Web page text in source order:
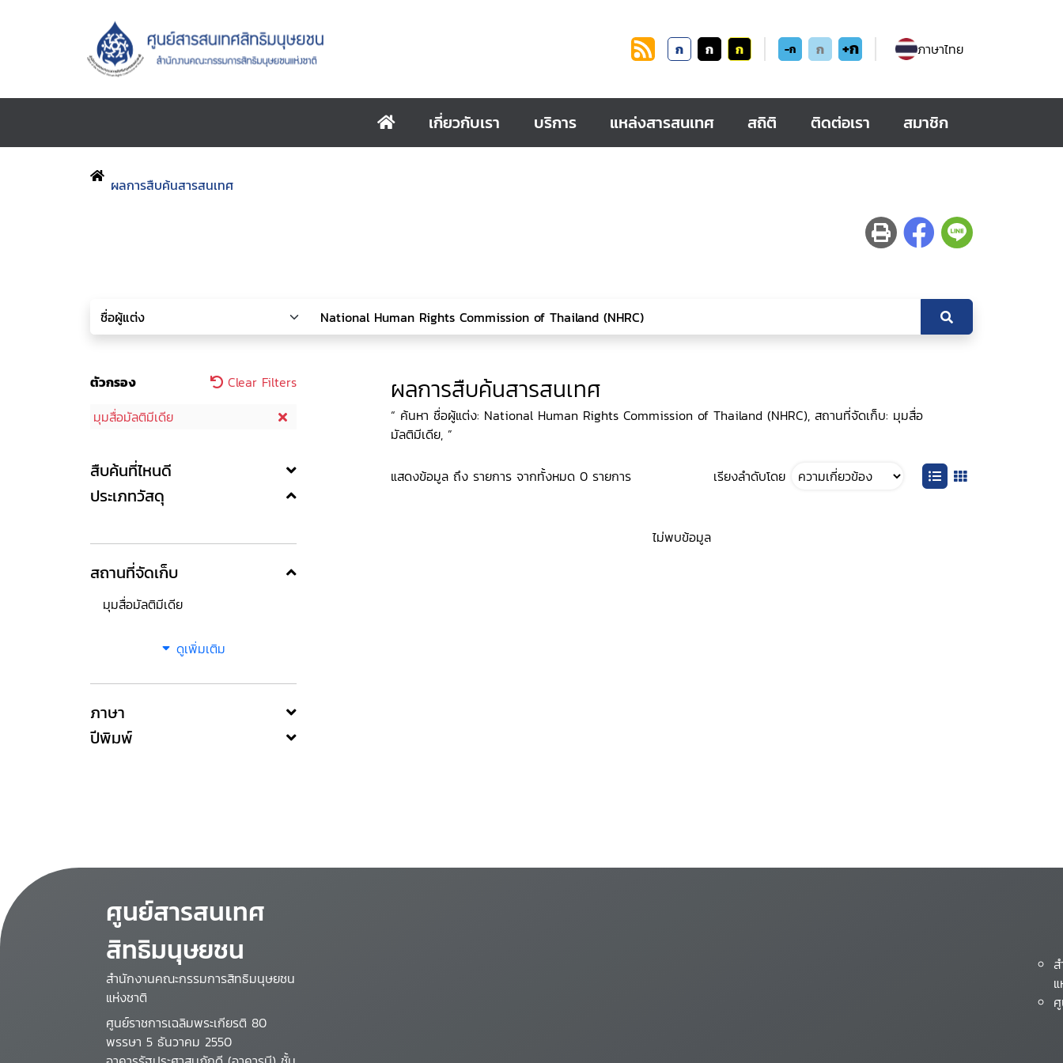
ก ก ก -ก ก +ก ภาษาไทย
เกี่ยวกับเรา บริการ แหล่งสารสนเทศ สถิติ ติดต่อเรา สมาชิก
ผลการสืบค้นสารสนเทศ
ตัวกรอง
Clear Filters
มุมสื่อมัลติมีเดีย
สืบค้นที่ไหนดี
ประเภทวัสดุ
สถานที่จัดเก็บ
มุมสื่อมัลติมีเดีย
ดูเพิ่มเติม
ภาษา
ปีพิมพ์
ผลการสืบค้นสารสนเทศ
“ ค้นหา ชื่อผู้แต่ง: National Human Rights Commission of Thailand (NHRC), สถานที่จัดเก็บ: มุมสื่อ
มัลติมีเดีย, ”
แสดงข้อมูล ถึง รายการ จากทั้งหมด 0 รายการ เรียงลำดับโดย
ไม่พบข้อมูล
ศูนย์สารสนเทศ
สิทธิมนุษยชน
สำนักงานคณะกรรมการสิทธิมนุษยชน
แห่งชาติ
ศูนย์ราชการเฉลิมพระเกียรติ 80
พรรษา 5 ธันวาคม 2550